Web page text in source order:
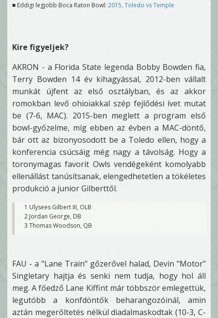
■ Eddigi legjobb Boca Raton Bowl: 2015, Toledo vs Temple
Kire figyeljek?
AKRON - a Florida State legenda Bobby Bowden fia,
Terry Bowden 14 év kihagyással, 2012-ben vállalt
munkát újfent az első osztályban, és az akkor
romokban levő ohioiakkal szép fejlődési ívet mutat
be (7-6, MAC). 2015-ben meglett a program első
bowl-győzelme, míg ebben az évben a MAC-döntő,
bár ott az bizonyosodott be a Toledo ellen, hogy a
konferencia csúcsáig még nagy a távolság. Hogy a
toronymagas favorit Owls vendégeként komolyabb
ellenállást tanúsítsanak, elengedhetetlen a tökéletes
produkció a junior Gilberttől.
1 Ulysees Gilbert III, OLB
2 Jordan George, DB
3 Thomas Woodson, QB
FAU - a "Lane Train" gőzerővel halad, Devin "Motor"
Singletary hajtja és senki nem tudja, hogy hol áll
meg. A főedző Lane Kiffint már többször emlegettük,
legutóbb a konfdöntők beharangozóinál, amin
aztán megerőltetés nélkül diadalmaskodtak (10-3, C-